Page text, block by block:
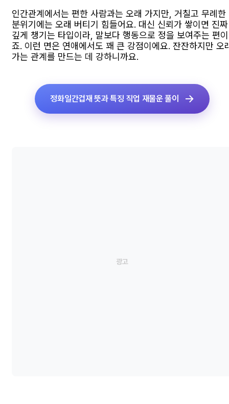
인간관계에서는 편한 사람과는 오래 가지만, 거칠고 무례한
분위기에는 오래 버티기 힘들어요. 대신 신뢰가 쌓이면 진짜
깊게 챙기는 타입이라, 말보다 행동으로 정을 보여주는 편이
죠. 이런 면은 연애에서도 꽤 큰 강점이에요. 잔잔하지만 오
가는 관계를 만드는 데 강하니까요.
정화일간겁재 뜻과 특징 직업 재물운 풀이